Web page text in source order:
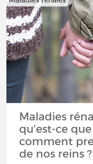
Maladies
qu'est-ce
comment
de nos reins ?